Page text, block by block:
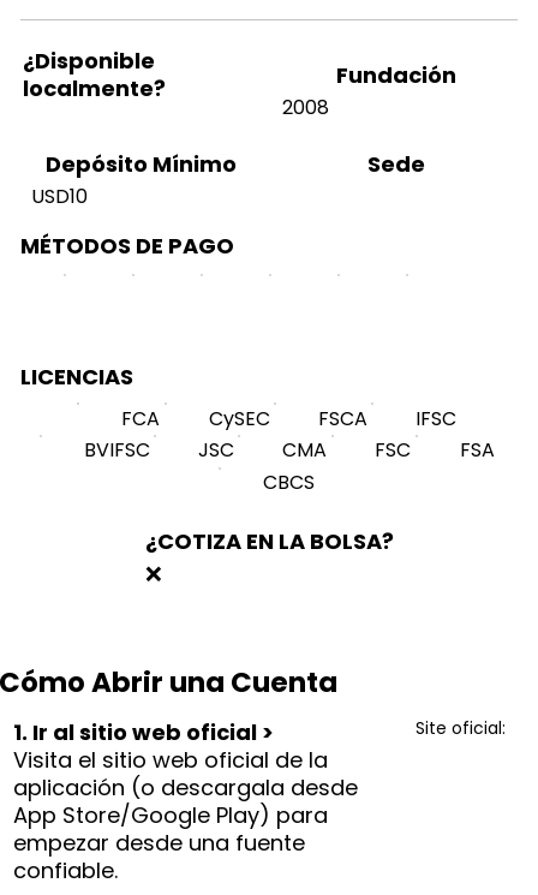
¿Disponible
localmente?
Fundación
2008
Depósito Mínimo
USD10
Sede
MÉTODOS DE PAGO
LICENCIAS
FCA CySEC FSCA
IFSC
BVIFSC
JSC CMA FSC
FSA
CBCS
¿COTIZA EN LA BOLSA?
❌
Cómo Abrir una Cuenta
1. Ir al sitio web oficial >
Visita el sitio web oficial de la
aplicación (o descargala desde
App Store/Google Play) para
empezar desde una fuente
confiable.
Site oficial: